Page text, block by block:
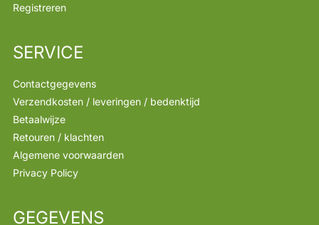
Registreren
SERVICE
Contactgegevens
Verzendkosten / leveringen / bedenktijd
Betaalwijze
Retouren / klachten
Algemene voorwaarden
Privacy Policy
GEGEVENS